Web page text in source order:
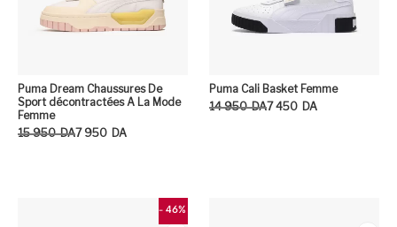
Puma Dream Chaussures De
Sport décontractées A La Mode
Femme
15 950 DA
Le prix initial était : 15 950DA.
7 950 DA
Le prix actuel est : 7 950DA.
Puma Cali Basket Femme
14 950 DA
Le prix initial était : 14 950DA.
7 450 DA
Le prix actuel est : 7 450DA.
- 46%